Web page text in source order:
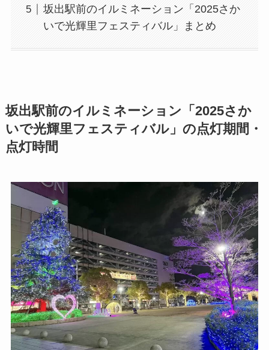
坂出駅前のイルミネーション「2025さか
いで光輝里フェスティバル」まとめ
坂出駅前のイルミネーション「2025さか
いで光輝里フェスティバル」の点灯期間・
点灯時間